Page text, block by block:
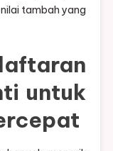
tambah yang
untuk